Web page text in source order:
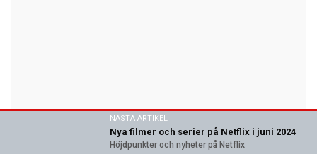
NÄSTA ARTIKEL
Nya filmer och serier på Netflix i juni 2024
Höjdpunkter och nyheter på Netflix